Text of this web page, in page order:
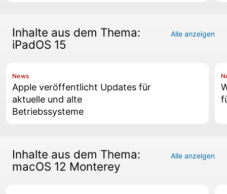
Inhalte aus dem Thema:
iPadOS 15
Alle anzeigen
News
Apple veröffentlicht Updates für
aktuelle und alte
Betriebssysteme
Inhalte aus dem Thema:
macOS 12 Monterey
Alle anzeigen